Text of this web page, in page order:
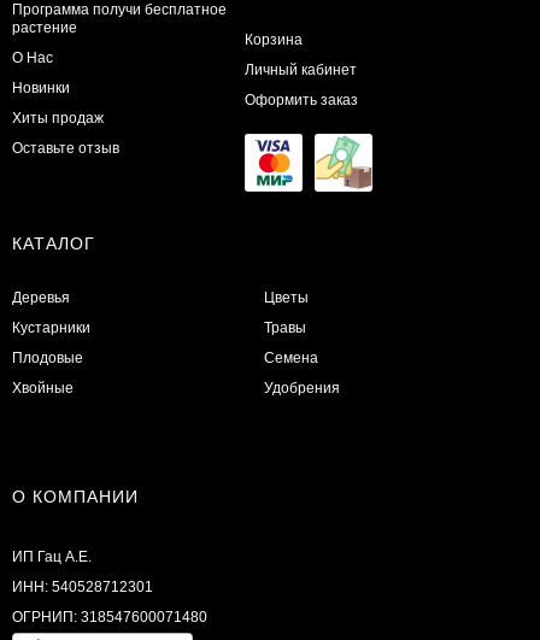
Программа получи бесплатное
растение
О Нас
Новинки
Хиты продаж
Оставьте отзыв
Корзина
Личный кабинет
Оформить заказ
КАТАЛОГ
Деревья
Кустарники
Плодовые
Хвойные
Цветы
Травы
Семена
Удобрения
О КОМПАНИИ
ИП Гац А.Е.
ИНН: 540528712301
ОГРНИП: 318547600071480